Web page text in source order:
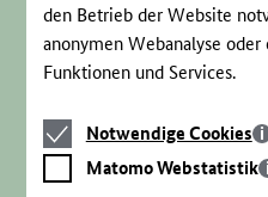
den Betrieb der Website
anonymen Webanalyse
Funktionen und Services.
Notwendige
Cookies
Notwendige Cookies
Matomo
Webstatistik
Matomo Webstatistik